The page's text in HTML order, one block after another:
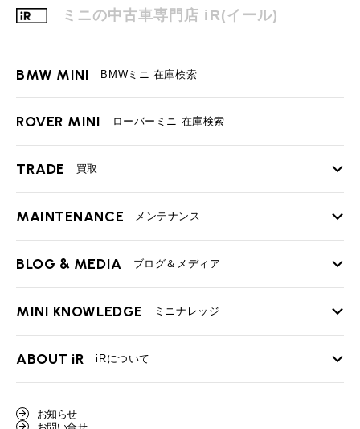
ミニの中古車専門店 iR(イール)
BMW MINI BMWミニ 在庫検索
ROVER MINI ローバーミニ 在庫検索
TRADE 買取
TOP
必要書類
BMWミニ買取査定依頼
MAINTENANCE メンテナンス
TOP
最近の修理実績
BLOG & MEDIA ブログ＆メディア
TOP
User's Voice 購入者様の声
Part's Report
MINI KNOWLEDGE ミニナレッジ
TOP
ローバーミニナレッジ
ABOUT iR iRについて
お知らせ